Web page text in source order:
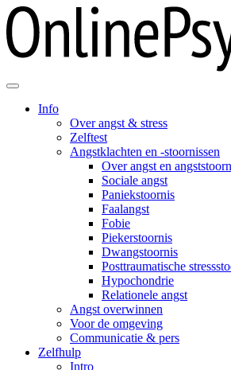
Info
Over angst & stress
Zelftest
Angstklachten en -stoornissen
Over angst en
Sociale angst
Paniekstoornis
Faalangst
Fobie
Piekerstoornis
Dwangstoornis
Posttraumatische
Hypochondrie
Relationele angst
Angst overwinnen
Voor de omgeving
Communicatie & pers
Zelfhulp
Intro